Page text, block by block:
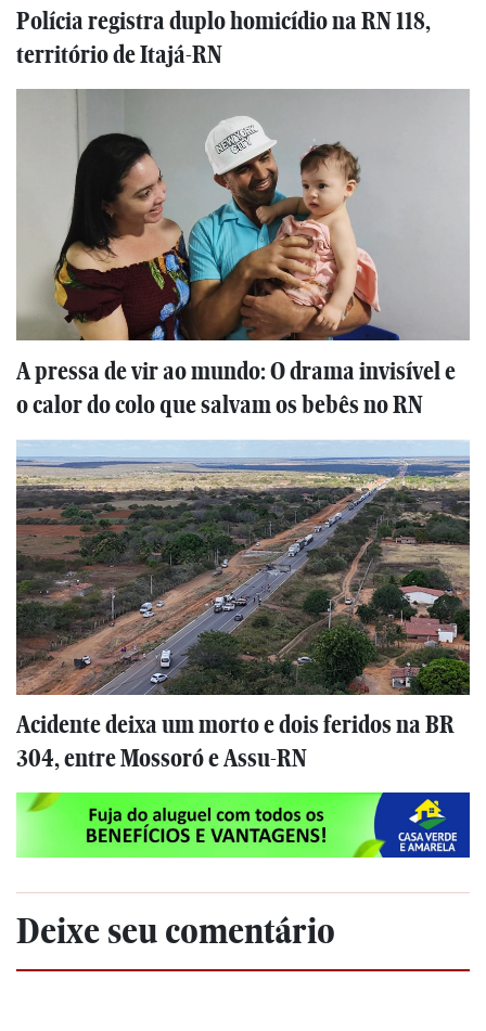
Polícia registra duplo homicídio na RN 118,
território de Itajá-RN
A pressa de vir ao mundo: O drama invisível e
o calor do colo que salvam os bebês no RN
Acidente deixa um morto e dois feridos na BR
304, entre Mossoró e Assu-RN
Deixe seu comentário